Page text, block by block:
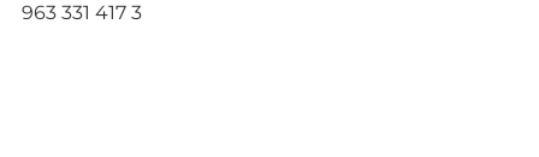
963 331 417 3